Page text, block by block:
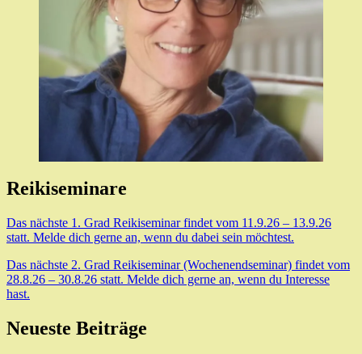
Reikiseminare
Das nächste 1. Grad Reikiseminar findet vom 11.9.26 – 13.9.26
statt. Melde dich gerne an, wenn du dabei sein möchtest.
Das nächste 2. Grad Reikiseminar (Wochenendseminar) findet vom
28.8.26 – 30.8.26 statt. Melde dich gerne an, wenn du Interesse
hast.
Neueste Beiträge